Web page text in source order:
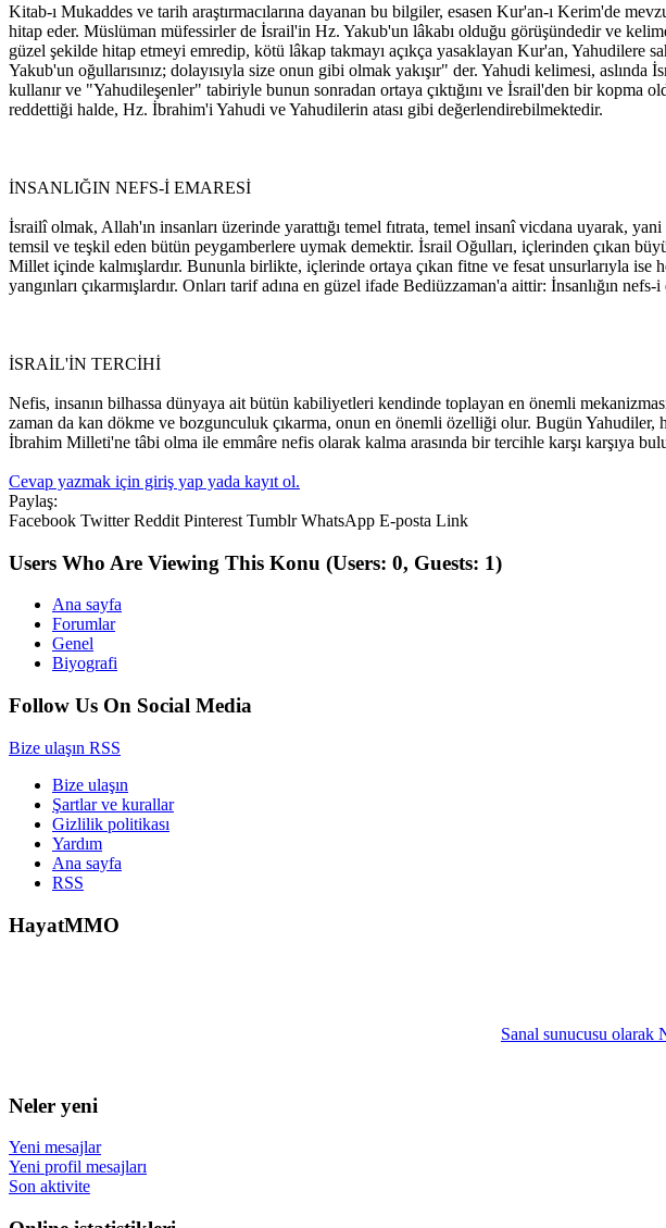
Kitab-ı Mukaddes ve tarih araştırmacılarına dayanan bu bilgiler, esasen Kur'an-ı Kerim'de
hitap eder. Müslüman müfessirler de İsrail'in Hz. Yakub'un lâkabı olduğu görüşündedir ve
güzel şekilde hitap etmeyi emredip, kötü lâkap takmayı açıkça yasaklayan Kur'an, Yahudilere
Yakub'un oğullarısınız; dolayısıyla size onun gibi olmak yakışır" der. Yahudi kelimesi,
kullanır ve "Yahudileşenler" tabiriyle bunun sonradan ortaya çıktığını ve İsrail'den bir kopma
reddettiği halde, Hz. İbrahim'i Yahudi ve Yahudilerin atası gibi değerlendirebilmektedir.
İNSANLIĞIN NEFS-İ EMARESİ
İsrailî olmak, Allah'ın insanları üzerinde yarattığı temel fıtrata, temel insanî vicdana uyarak,
temsil ve teşkil eden bütün peygamberlere uymak demektir. İsrail Oğulları, içlerinden çıkan
Millet içinde kalmışlardır. Bununla birlikte, içlerinde ortaya çıkan fitne ve fesat unsurlarıyla
yangınları çıkarmışlardır. Onları tarif adına en güzel ifade Bediüzzaman'a aittir: İnsanlığın
İSRAİL'İN TERCİHİ
Nefis, insanın bilhassa dünyaya ait bütün kabiliyetleri kendinde toplayan en önemli
zaman da kan dökme ve bozgunculuk çıkarma, onun en önemli özelliği olur. Bugün Yahudiler,
İbrahim Milleti'ne tâbi olma ile emmâre nefis olarak kalma arasında bir tercihle karşı karşıya
Cevap yazmak için giriş yap yada kayıt ol.
Paylaş:
Facebook Twitter Reddit Pinterest Tumblr WhatsApp E-posta Link
Users Who Are Viewing This Konu (Users: 0, Guests: 1)
Ana sayfa
Forumlar
Genel
Biyografi
Follow Us On Social Media
Bize ulaşın RSS
Bize ulaşın
Şartlar ve kurallar
Gizlilik politikası
Yardım
Ana sayfa
RSS
HayatMMO
Sanal sunucusu olarak
Neler yeni
Yeni mesajlar
Yeni profil mesajları
Son aktivite